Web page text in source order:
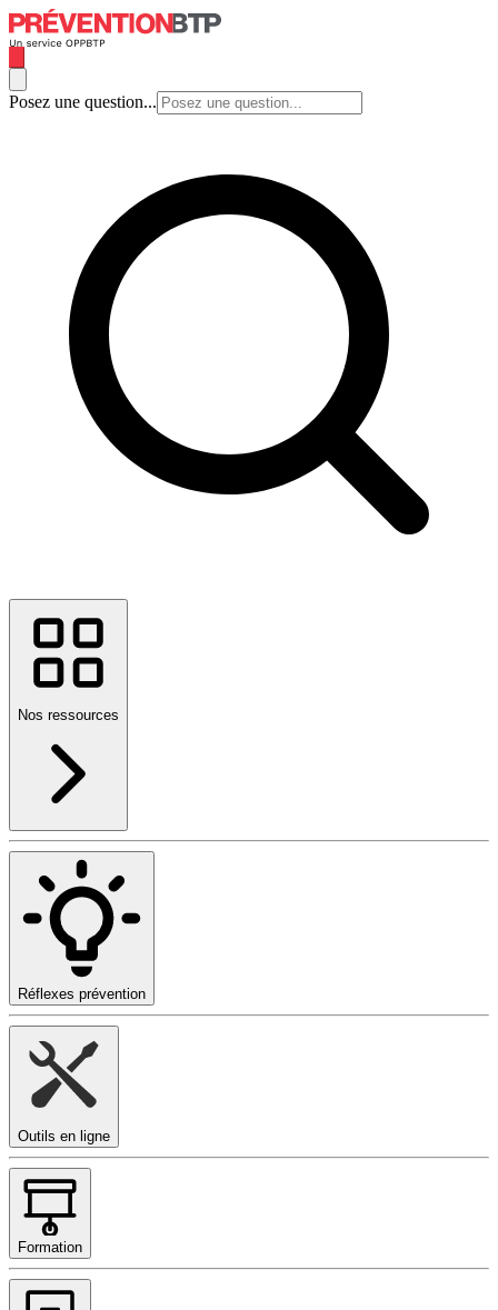
Posez une question...
Nos ressources
Réflexes prévention
Outils en ligne
Formation